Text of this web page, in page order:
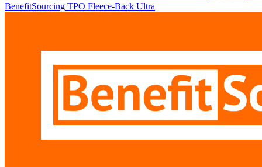
BenefitSourcing TPO Fleece-Back Ultra